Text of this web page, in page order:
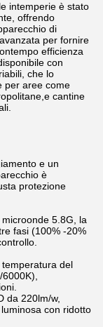
intemperie è stato
offrendo
di
per fornire
efficienza
con
che lo
per aree come
cantine
e un
è
protezione
5.8G, la
fasi (100% -20%
del
da 220lm/w,
con ridotto